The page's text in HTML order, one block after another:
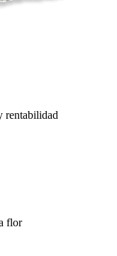
rentabilidad
flor